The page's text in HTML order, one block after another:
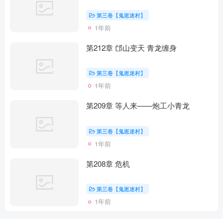
第三卷【鬼崽迷村】
1年前
第212章 邙山变天 青龙缠身
第三卷【鬼崽迷村】
1年前
第209章 等人来——炮工小青龙
第三卷【鬼崽迷村】
1年前
第208章 危机
第三卷【鬼崽迷村】
1年前